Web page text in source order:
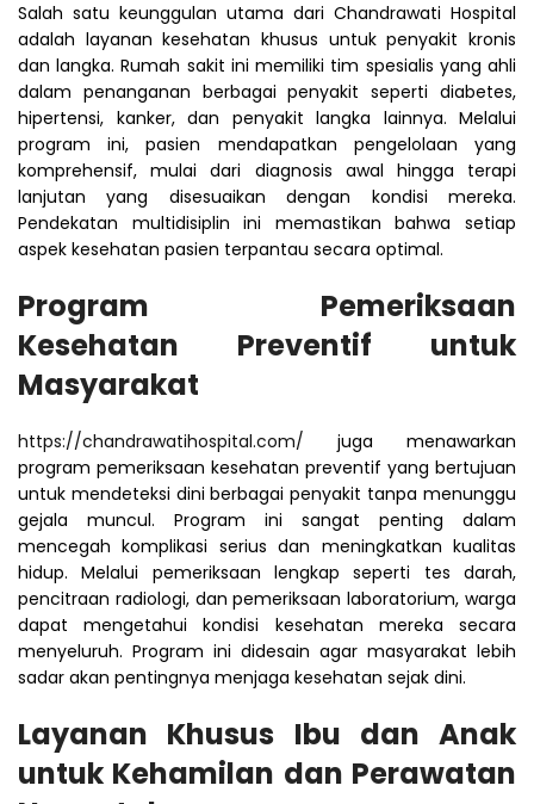
Salah satu keunggulan utama dari Chandrawati Hospital
adalah layanan kesehatan khusus untuk penyakit kronis
dan langka. Rumah sakit ini memiliki tim spesialis yang ahli
dalam penanganan berbagai penyakit seperti diabetes,
hipertensi, kanker, dan penyakit langka lainnya. Melalui
program ini, pasien mendapatkan pengelolaan yang
komprehensif, mulai dari diagnosis awal hingga terapi
lanjutan yang disesuaikan dengan kondisi mereka.
Pendekatan multidisiplin ini memastikan bahwa setiap
aspek kesehatan pasien terpantau secara optimal.
Program Pemeriksaan
Kesehatan Preventif untuk
Masyarakat
https://chandrawatihospital.com/ juga menawarkan
program pemeriksaan kesehatan preventif yang bertujuan
untuk mendeteksi dini berbagai penyakit tanpa menunggu
gejala muncul. Program ini sangat penting dalam
mencegah komplikasi serius dan meningkatkan kualitas
hidup. Melalui pemeriksaan lengkap seperti tes darah,
pencitraan radiologi, dan pemeriksaan laboratorium, warga
dapat mengetahui kondisi kesehatan mereka secara
menyeluruh. Program ini didesain agar masyarakat lebih
sadar akan pentingnya menjaga kesehatan sejak dini.
Layanan Khusus Ibu dan Anak
untuk Kehamilan dan Perawatan